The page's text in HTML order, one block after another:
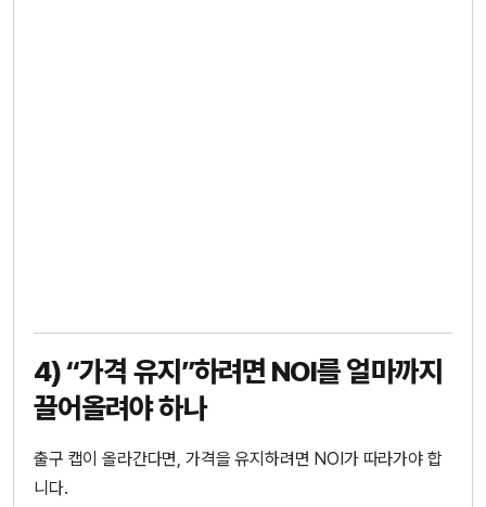
4) “가격 유지”하려면 NOI를 얼마까지
끌어올려야 하나
출구 캡이 올라간다면, 가격을 유지하려면 NOI가 따라가야 합
니다.